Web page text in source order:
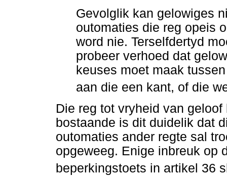
Gevolglik kan gelowiges
outomaties die reg opeis
word nie. Terselfdertyd
probeer verhoed dat
keuses moet maak
aan die een kant, of die
Die reg tot vryheid van
bostaande is dit duidelik dat
outomaties ander regte sal
opgeweeg. Enige inbreuk op
beperkingstoets in artikel 36